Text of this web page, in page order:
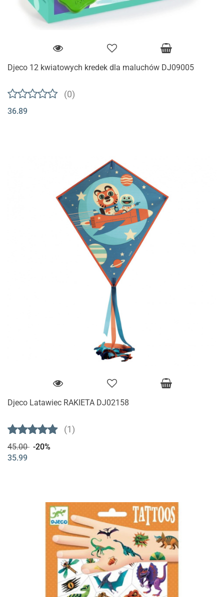
Djeco 12 kwiatowych kredek dla maluchów DJ09005
(0)
36.89
Djeco Latawiec RAKIETA DJ02158
(1)
45.00 -20%
35.99